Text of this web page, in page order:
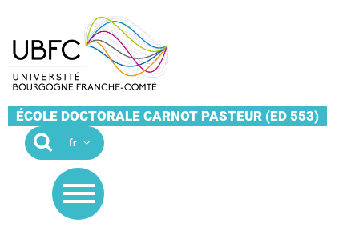
ÉCOLE DOCTORALE CARNOT PASTEUR (ED 553)